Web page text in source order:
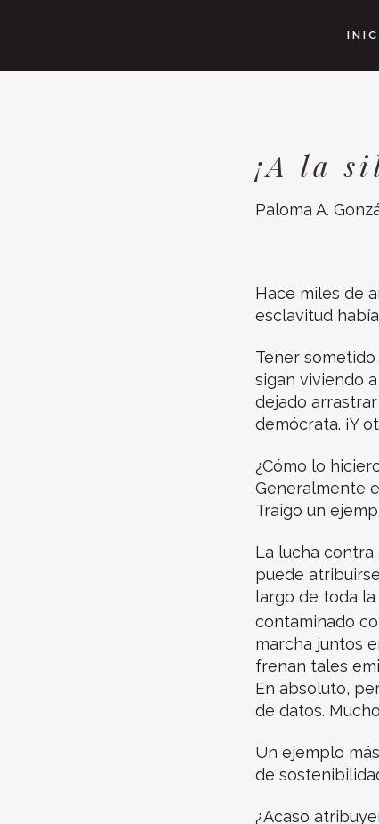
¡A la
Paloma A.
Hace miles de
esclavitud
Tener
sigan viviendo
dejado
demócrata. ¡Y
¿Cómo lo
Generalmente
Traigo un
La lucha contra
puede
largo de toda
contaminado
marcha juntos
frenan tales
En absoluto,
de datos.
Un ejemplo
de
¿Acaso